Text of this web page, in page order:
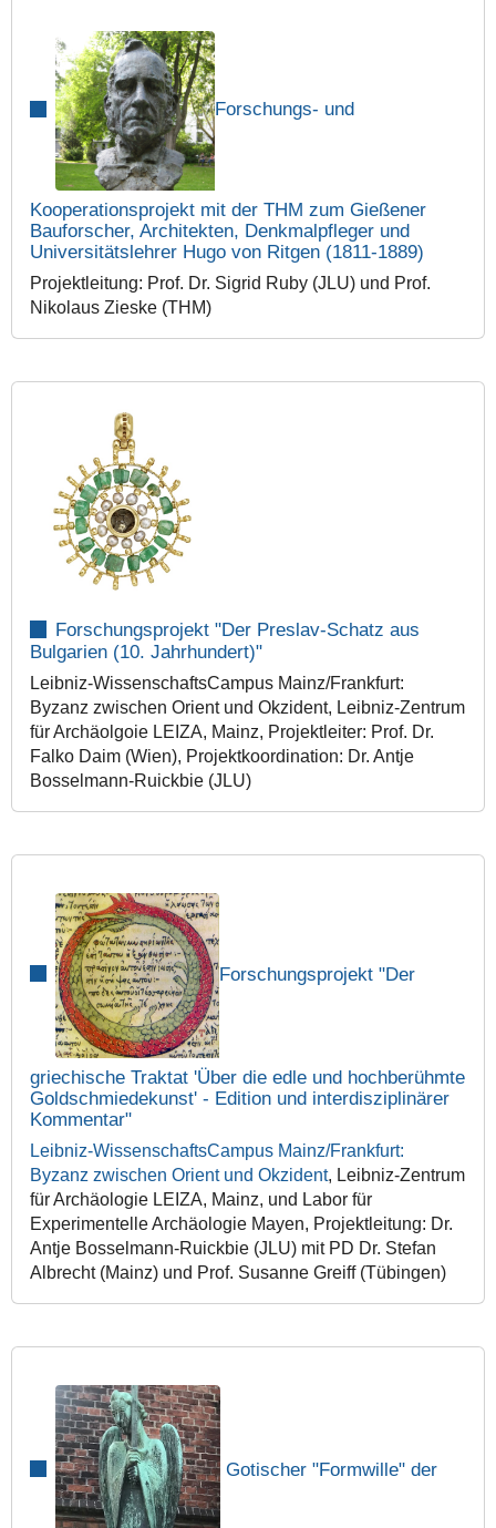
Forschungs- und
Kooperationsprojekt mit der THM zum Gießener
Bauforscher, Architekten, Denkmalpfleger und
Universitätslehrer Hugo von Ritgen (1811-1889)
Projektleitung: Prof. Dr. Sigrid Ruby (JLU) und Prof.
Nikolaus Zieske (THM)
Forschungsprojekt "Der Preslav-Schatz aus
Bulgarien (10. Jahrhundert)"
Leibniz-WissenschaftsCampus Mainz/Frankfurt:
Byzanz zwischen Orient und Okzident, Leibniz-Zentrum
für Archäolgoie LEIZA, Mainz, Projektleiter: Prof. Dr.
Falko Daim (Wien), Projektkoordination: Dr. Antje
Bosselmann-Ruickbie (JLU)
Forschungsprojekt "Der
griechische Traktat 'Über die edle und hochberühmte
Goldschmiedekunst' - Edition und interdisziplinärer
Kommentar"
Leibniz-WissenschaftsCampus Mainz/Frankfurt:
Byzanz zwischen Orient und Okzident, Leibniz-Zentrum
für Archäologie LEIZA, Mainz, und Labor für
Experimentelle Archäologie Mayen, Projektleitung: Dr.
Antje Bosselmann-Ruickbie (JLU) mit PD Dr. Stefan
Albrecht (Mainz) und Prof. Susanne Greiff (Tübingen)
Gotischer "Formwille" der